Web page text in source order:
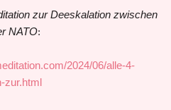
zur Deeskalation zwischen
NATO:
2024/06/alle-4-
zur.html